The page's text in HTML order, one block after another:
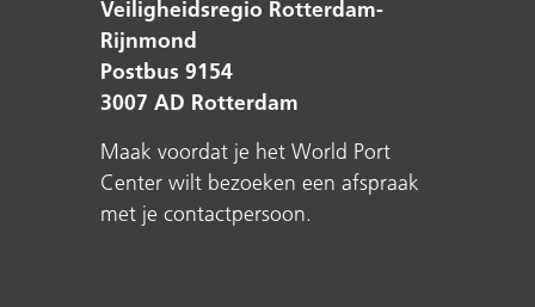
Veiligheidsregio Rotterdam-
Rijnmond
Postbus 9154
3007 AD Rotterdam
Maak voordat je het World Port
Center wilt bezoeken een afspraak
met je contactpersoon.